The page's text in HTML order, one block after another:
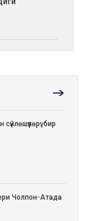
бир
Чолпон-Атада